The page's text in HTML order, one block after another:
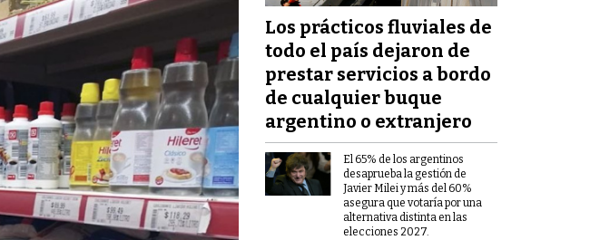
Los prácticos fluviales de
todo el país dejaron de
prestar servicios a bordo
de cualquier buque
argentino o extranjero
El 65% de los argentinos
desaprueba la gestión de
Javier Milei y más del 60%
asegura que votaría por una
alternativa distinta en las
elecciones 2027.